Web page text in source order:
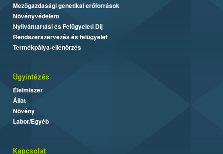
Mezőgazdasági genetikai erőforrások
Növényvédelem
Nyilvántartási és Felügyeleti Díj
Rendszerszervezés és felügyelet
Termékpálya-ellenőrzés
Ügyintézés
Élelmiszer
Állat
Növény
Labor/Egyéb
Kapcsolat